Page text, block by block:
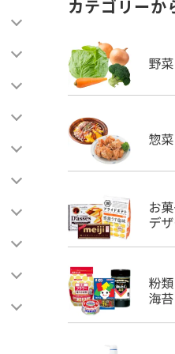
カテゴリーか